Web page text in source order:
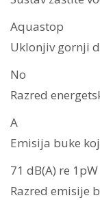
Aquastop
Uklonjiv gornji
No
Razred
A
Emisija buke
71 dB(A) re 1pW
Razred emisije